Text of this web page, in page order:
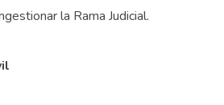
la Rama Judicial.